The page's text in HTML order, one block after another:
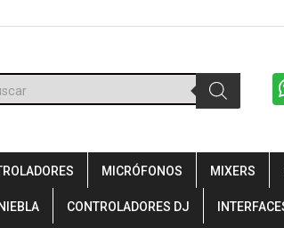
MICRÓFONOS MIXERS
CONTROLADORES DJ